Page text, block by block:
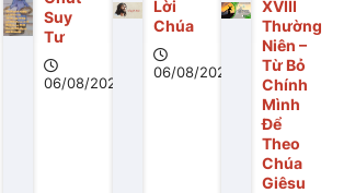
Suy
Tư
06/08/2026
Lời
Chúa
06/08/2026
XVIII
Thường
Niên –
Từ Bỏ
Chính
Mình
Để
Theo
Chúa
Giêsu